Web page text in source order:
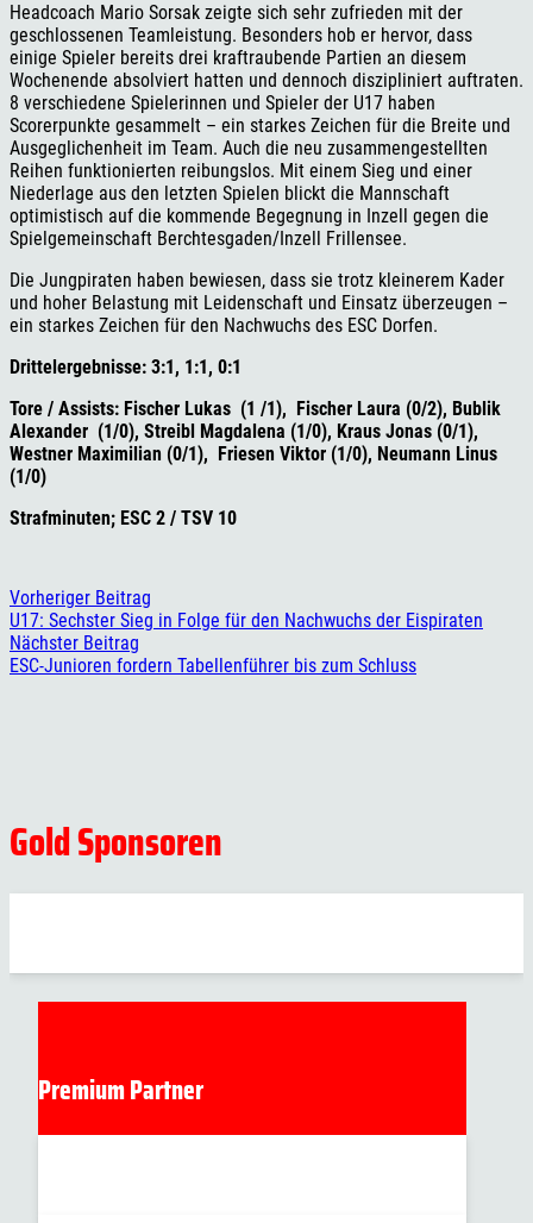
Headcoach Mario Sorsak zeigte sich sehr zufrieden mit der
geschlossenen Teamleistung. Besonders hob er hervor, dass
einige Spieler bereits drei kraftraubende Partien an diesem
Wochenende absolviert hatten und dennoch diszipliniert auftraten.
8 verschiedene Spielerinnen und Spieler der U17 haben
Scorerpunkte gesammelt – ein starkes Zeichen für die Breite und
Ausgeglichenheit im Team. Auch die neu zusammengestellten
Reihen funktionierten reibungslos. Mit einem Sieg und einer
Niederlage aus den letzten Spielen blickt die Mannschaft
optimistisch auf die kommende Begegnung in Inzell gegen die
Spielgemeinschaft Berchtesgaden/Inzell Frillensee.
Die Jungpiraten haben bewiesen, dass sie trotz kleinerem Kader
und hoher Belastung mit Leidenschaft und Einsatz überzeugen –
ein starkes Zeichen für den Nachwuchs des ESC Dorfen.
Drittelergebnisse: 3:1, 1:1, 0:1
Tore / Assists: Fischer Lukas (1 /1), Fischer Laura (0/2), Bublik
Alexander (1/0), Streibl Magdalena (1/0), Kraus Jonas (0/1),
Westner Maximilian (0/1), Friesen Viktor (1/0), Neumann Linus
(1/0)
Strafminuten; ESC 2 / TSV 10
Vorheriger Beitrag
U17: Sechster Sieg in Folge für den Nachwuchs der Eispiraten
Nächster Beitrag
ESC-Junioren fordern Tabellenführer bis zum Schluss
Gold Sponsoren
Premium Partner